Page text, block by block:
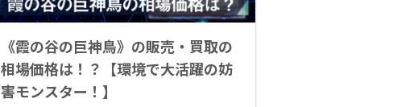
《霞の谷の巨神鳥》の販売・買取の
相場価格は！？【環境で大活躍の妨
害モンスター！】